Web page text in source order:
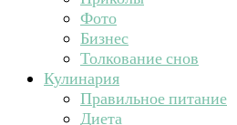
Фото
Бизнес
Толкование снов
Кулинария
Правильное питание
Диета